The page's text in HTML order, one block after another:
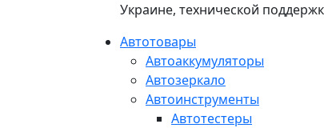
Украине, технической
Автотовары
Автоаккумуляторы
Автозеркало
Автоинструменты
Автотестеры